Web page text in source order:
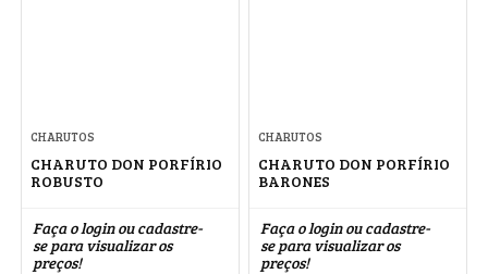
CHARUTOS
CHARUTO DON PORFÍRIO
ROBUSTO
Faça o login ou cadastre-
se para visualizar os
preços!
CHARUTOS
CHARUTO DON PORFÍRIO
BARONES
Faça o login ou cadastre-
se para visualizar os
preços!